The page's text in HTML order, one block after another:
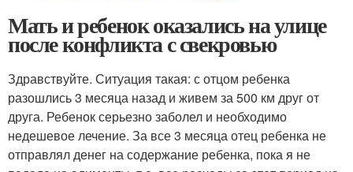
Мать и ребенок оказались на улице
после конфликта с свекровью
Здравствуйте. Ситуация такая: с отцом ребенка
разошлись 3 месяца назад и живем за 500 км друг от
друга. Ребенок серьезно заболел и необходимо
недешевое лечение. За все 3 месяца отец ребенка не
отправлял денег на содержание ребенка, пока я не